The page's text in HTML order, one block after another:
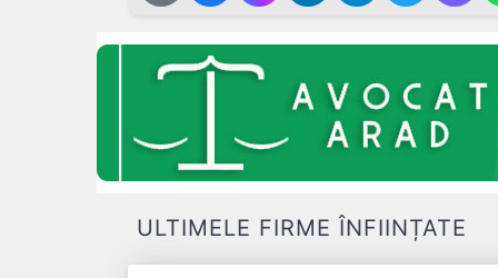
ULTIMELE FIRME ÎNFIINȚATE